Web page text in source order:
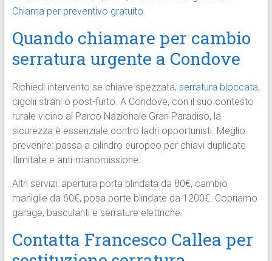
Chiama per preventivo gratuito.
Quando chiamare per cambio
serratura urgente a Condove
Richiedi intervento se chiave spezzata, serratura bloccata,
cigolii strani o post-furto. A Condove, con il suo contesto
rurale vicino al Parco Nazionale Gran Paradiso, la
sicurezza è essenziale contro ladri opportunisti. Meglio
prevenire: passa a cilindro europeo per chiavi duplicate
illimitate e anti-manomissione.
Altri servizi: apertura porta blindata da 80€, cambio
maniglie da 60€, posa porte blindate da 1200€. Copriamo
garage, basculanti e serrature elettriche.
Contatta Francesco Callea per